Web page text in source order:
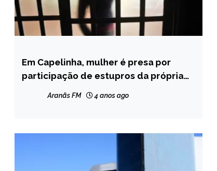
CAPELINHA
MINAS
Em Capelinha, mulher é presa por
participação de estupros da própria
filha de 13 anos
Aranãs FM 4 anos ago